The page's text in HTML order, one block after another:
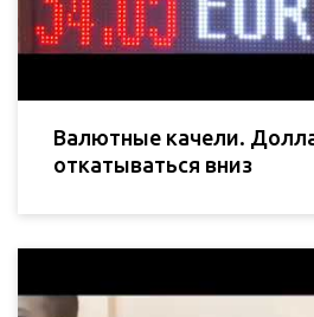
Валютные качели.
откатываться вниз